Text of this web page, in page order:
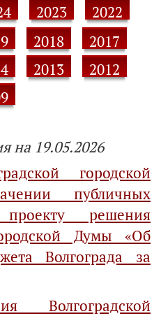
2023
2022
2018
2017
2013
2012
на 19.05.2026
городской
публичных
решения
Думы «Об
Волгограда за
Волгоградской